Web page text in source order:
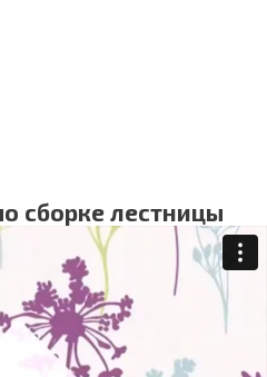
сборке лестницы